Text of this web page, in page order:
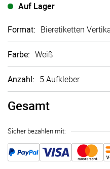
Auf Lager
Format: Bieretiketten
Farbe: Weiß
Anzahl: 5 Aufkleber
Gesamt
Sicher bezahlen mit: